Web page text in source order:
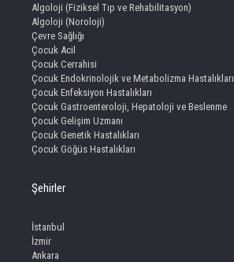
Algoloji (Fiziksel Tıp ve Rehabilitasyon)
Algoloji (Noroloji)
Çevre Sağlığı
Çocuk Acil
Çocuk Cerrahisi
Çocuk Endokrinolojik ve Metabolizma Hastalıkları
Çocuk Enfeksiyon Hastalıkları
Çocuk Gastroenteroloji, Hepatoloji ve Beslenme
Çocuk Gelişim Uzmanı
Çocuk Genetik Hastalıkları
Çocuk Göğüs Hastalıkları
Şehirler
İstanbul
İzmir
Ankara